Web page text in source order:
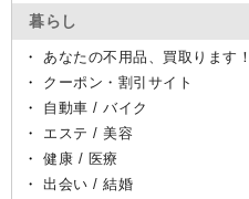
暮らし
・ あなたの不用品、買取ります！
・ クーポン・割引サイト
・ 自動車 / バイク
・ エステ / 美容
・健康 / 医療
・出会い / 結婚